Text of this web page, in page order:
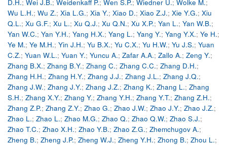
D.H.; Wei J.B.; Weidenkaff P.; Wen S.P.; Wiedner U.; Wolke M.;
Wu L.H.; Wu Z.; Xia L.G.; Xia Y.; Xiao D.; Xiao Z.J.; Xie Y.G.; Xiu
Q.L.; Xu G.F.; Xu L.; Xu Q.J.; Xu Q.N.; Xu X.P.; Yan L.; Yan W.B.;
Yan W.C.; Yan Y.H.; Yang H.X.; Yang L.; Yang Y.; Yang Y.X.; Ye H.;
Ye M.; Ye M.H.; Yin J.H.; Yu B.X.; Yu C.X.; Yu H.W.; Yu J.S.; Yuan
C.Z.; Yuan W.L.; Yuan Y.; Yuncu A.; Zafar A.A.; Zallo A.; Zeng Y.;
Zhang B.X.; Zhang B.Y.; Zhang C.; Zhang C.C.; Zhang D.H.;
Zhang H.H.; Zhang H.Y.; Zhang J.J.; Zhang J.L.; Zhang J.Q.;
Zhang J.W.; Zhang J.Y.; Zhang J.Z.; Zhang K.; Zhang L.; Zhang
S.H.; Zhang X.Y.; Zhang Y.; Zhang Y.H.; Zhang Y.T.; Zhang Z.H.;
Zhang Z.P.; Zhang Z.Y.; Zhao G.; Zhao J.W.; Zhao J.Y.; Zhao J.Z.;
Zhao L.; Zhao L.; Zhao M.G.; Zhao Q.; Zhao Q.W.; Zhao S.J.;
Zhao T.C.; Zhao X.H.; Zhao Y.B.; Zhao Z.G.; Zhemchugov A.;
Zheng B.; Zheng J.P.; Zheng W.J.; Zheng Y.H.; Zhong B.; Zhou L.;